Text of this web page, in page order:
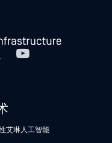
艾琳人工智能